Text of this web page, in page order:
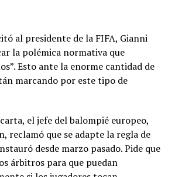
al presidente de la FIFA, Gianni
la polémica normativa que
Esto ante la enorme cantidad de
marcando por este tipo de
el jefe del balompié europeo,
reclamó que se adapte la regla de
desde marzo pasado. Pide que
árbitros para que puedan